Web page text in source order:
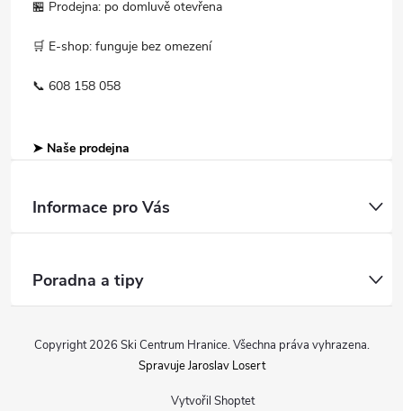
🏪 Prodejna: po domluvě otevřena
🛒 E-shop: funguje bez omezení
📞 608 158 058
➤ Naše prodejna
Informace pro Vás
Poradna a tipy
Vytvořil Shoptet
Copyright 2026 Ski Centrum Hranice. Všechna práva vyhrazena.
Spravuje Jaroslav Losert